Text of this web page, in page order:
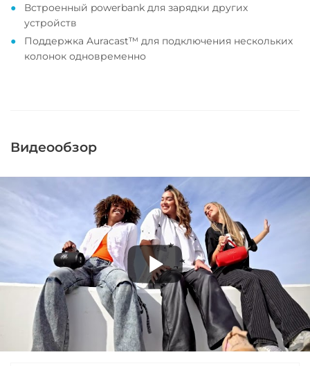
Встроенный powerbank для зарядки других
устройств
Поддержка Auracast™ для подключения нескольких
колонок одновременно
Видеообзор